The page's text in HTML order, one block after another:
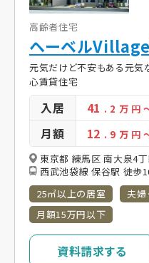
高齢者住宅
ヘーベル
元気だけど不安もある元気
心賃貸住宅
入居 41 . 2 万 円
月額 12 . 9 万 円
東京都 練馬区 南大泉4
西武池袋線 保谷駅 徒歩
25㎡以上の居室
夫婦
月額15万円以下
資料請求する